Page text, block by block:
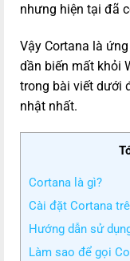
nhưng hiện tại đã
Vậy Cortana là
dần biến mất khỏi
trong bài viết dưới
nhật nhất.
Cortana là gì?
Cài đặt Cortana
Hướng dẫn sử
Làm sao để gọi